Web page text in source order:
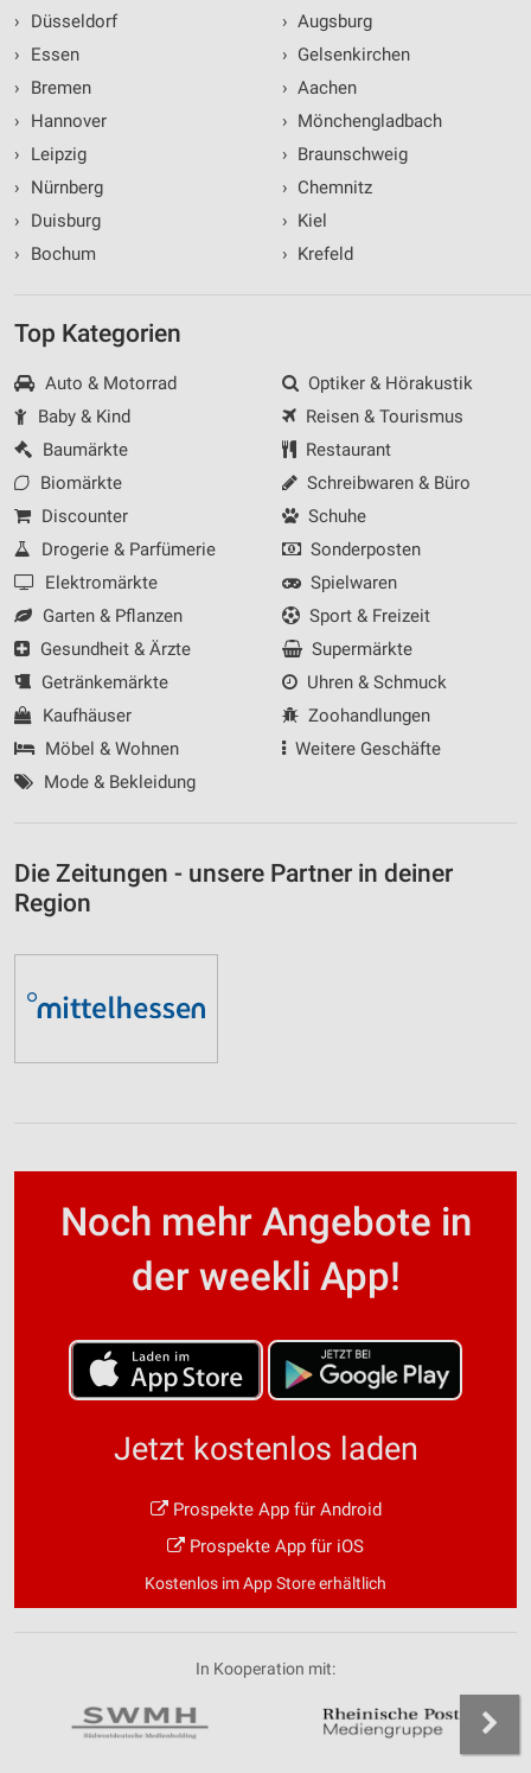
›
Düsseldorf
›
Essen
›
Bremen
›
Hannover
›
Leipzig
›
Nürnberg
›
Duisburg
›
Bochum
› Augsburg
› Gelsenkirchen
› Aachen
› Mönchengladbach
› Braunschweig
› Chemnitz
› Kiel
› Krefeld
Top Kategorien
Auto & Motorrad
Baby & Kind
Baumärkte
Biomärkte
Discounter
Drogerie & Parfümerie
Elektromärkte
Garten & Pflanzen
Gesundheit & Ärzte
Getränkemärkte
Kaufhäuser
Möbel & Wohnen
Mode & Bekleidung
Optiker & Hörakustik
Reisen & Tourismus
Restaurant
Schreibwaren & Büro
Schuhe
Sonderposten
Spielwaren
Sport & Freizeit
Supermärkte
Uhren & Schmuck
Zoohandlungen
Weitere Geschäfte
Die Zeitungen - unsere Partner in deiner
Region
Noch mehr Angebote in
der weekli App!
Jetzt kostenlos laden
Prospekte App für Android
Prospekte App für iOS
Kostenlos im App Store erhältlich
In Kooperation mit: